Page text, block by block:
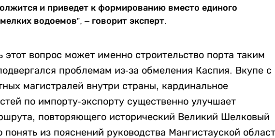
и приведет к формированию вместо единого
водоемов”, – говорит эксперт.
вопрос может именно строительство порта таким
проблемам из-за обмеления Каспия. Вкупе с
магистралей внутри страны, кардинальное
по импорту-экспорту существенно улучшает
повторяющего исторический Великий Шелковый
из пояснений руководства Мангистауской